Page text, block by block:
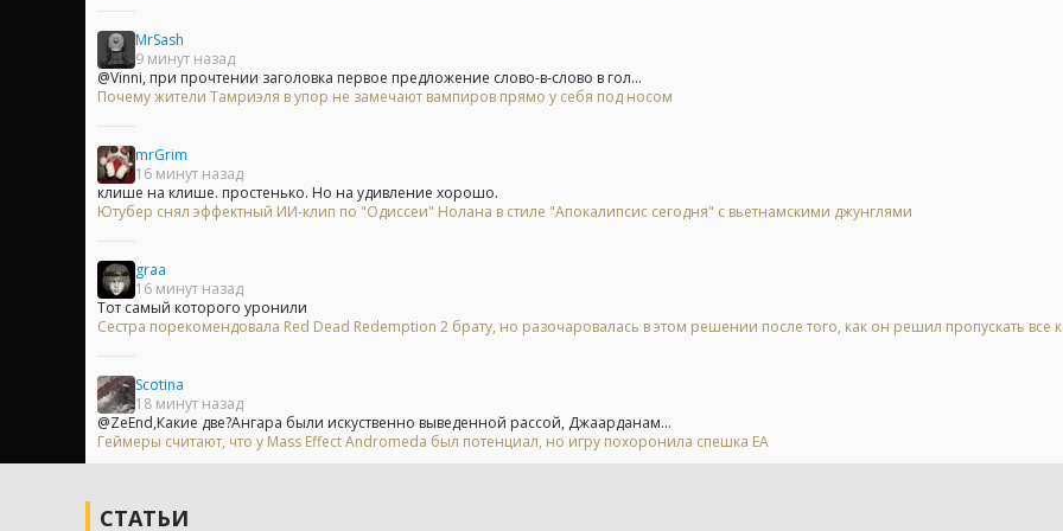
MrSash
9 минут назад
@Vinni, при прочтении заголовка первое предложение слово-в-слово в гол...
Почему жители Тамриэля в упор не замечают вампиров прямо у себя под носом
mrGrim
16 минут назад
клише на клише. простенько. Но на удивление хорошо.
Ютубер снял эффектный ИИ-клип по "Одиссеи" Нолана в стиле "Апокалипсис сегодня" с вьетнамскими джунглями
graa
16 минут назад
Тот самый которого уронили
Сестра порекомендовала Red Dead Redemption 2 брату, но разочаровалась в этом решении после того, как он решил пропускать все
Scotina
18 минут назад
@ZeEnd,Какие две?Ангара были искуственно выведенной рассой, Джаарданам...
Геймеры считают, что у Mass Effect Andromeda был потенциал, но игру похоронила спешка EA
СТАТЬИ